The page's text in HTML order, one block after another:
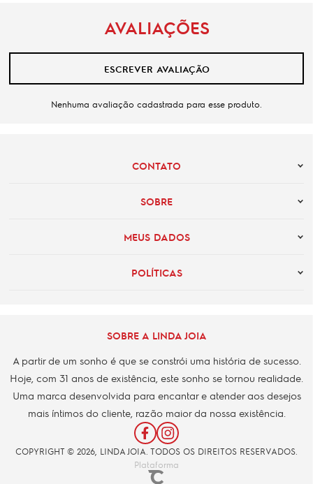
AVALIAÇÕES
ESCREVER AVALIAÇÃO
Nenhuma avaliação cadastrada para esse produto.
CONTATO
SOBRE
MEUS DADOS
POLÍTICAS
SOBRE A LINDA JOIA
A partir de um sonho é que se constrói uma história de sucesso.
Hoje, com 31 anos de existência, este sonho se tornou realidade.
Uma marca desenvolvida para encantar e atender aos desejos
mais íntimos do cliente, razão maior da nossa existência.
COPYRIGHT © 2026, LINDA JOIA. TODOS OS DIREITOS RESERVADOS.
Plataforma